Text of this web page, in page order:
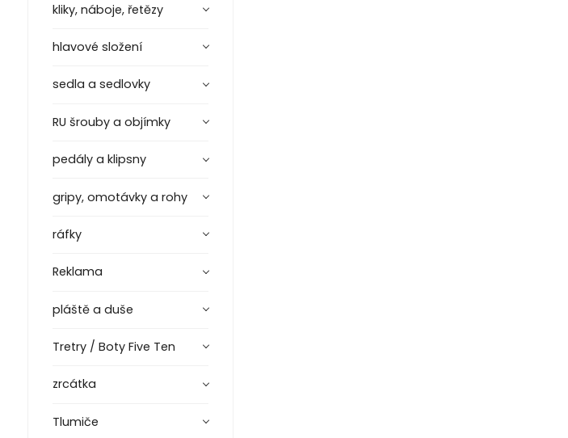
kliky, náboje, řetězy
hlavové složení
sedla a sedlovky
RU šrouby a objímky
pedály a klipsny
gripy, omotávky a rohy
ráfky
Reklama
pláště a duše
Tretry / Boty Five Ten
zrcátka
Tlumiče